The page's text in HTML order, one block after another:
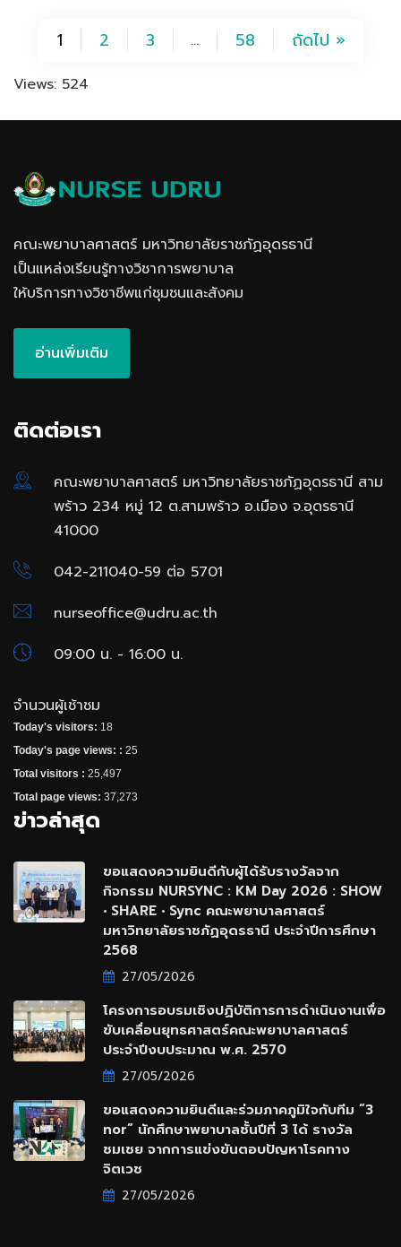
1 2 3 … 58 ถัดไป »
Views: 524
คณะพยาบาลศาสตร์ มหาวิทยาลัยราชภัฏอุดรธานี
เป็นแหล่งเรียนรู้ทางวิชาการพยาบาล
ให้บริการทางวิชาชีพแก่ชุมชนและสังคม
อ่านเพิ่มเติม
ติดต่อเรา
คณะพยาบาลศาสตร์ มหาวิทยาลัยราชภัฏอุดรธานี สาม
พร้าว 234 หมู่ 12 ต.สามพร้าว อ.เมือง จ.อุดรธานี
41000
042-211040-59 ต่อ 5701
nurseoffice@udru.ac.th
09:00 น. - 16:00 น.
จำนวนผู้เช้าชม
Today's visitors: 18
Today's page views: : 25
Total visitors : 25,497
Total page views: 37,273
ข่าวล่าสุด
ขอแสดงความยินดีกับผู้ได้รับรางวัลจาก
กิจกรรม NURSYNC : KM Day 2026 : SHOW
• SHARE • Sync คณะพยาบาลศาสตร์
มหาวิทยาลัยราชภัฏอุดรธานี ประจำปีการศึกษา
2568
27/05/2026
โครงการอบรมเชิงปฏิบัติการการดำเนินงานเพื่อ
ขับเคลื่อนยุทธศาสตร์คณะพยาบาลศาสตร์
ประจำปีงบประมาณ พ.ศ. 2570
27/05/2026
ขอแสดงความยินดีและร่วมภาคภูมิใจกับทีม “3
nor” นักศึกษาพยาบาลชั้นปีที่ 3 ได้ รางวัล
ชมเชย จากการแข่งขันตอบปัญหาโรคทาง
จิตเวช
27/05/2026